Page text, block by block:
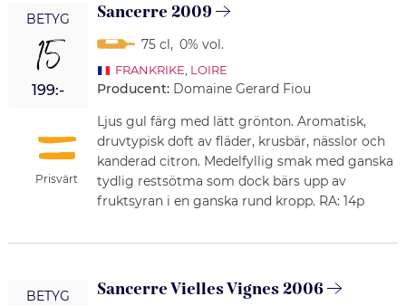
BETYG
15
199:-
Prisvärt
Sancerre 2009
75 cl, 0% vol.
FRANKRIKE LOIRE
Producent: Domaine Gerard Fiou
Ljus gul färg med lätt grönton. Aromatisk,
druvtypisk doft av fläder, krusbär, nässlor och
kanderad citron. Medelfyllig smak med ganska
tydlig restsötma som dock bärs upp av
fruktsyran i en ganska rund kropp. RA: 14p
BETYG Sancerre Vielles Vignes 2006